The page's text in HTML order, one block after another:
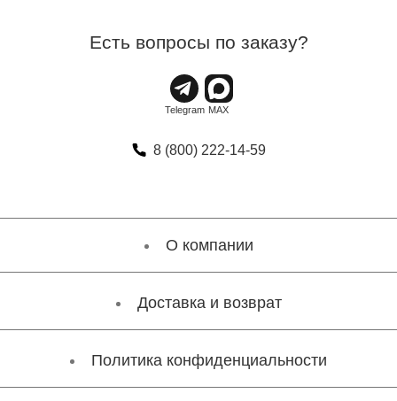
Есть вопросы по заказу?
8 (800) 222-14-59
О компании
Доставка и возврат
Политика конфиденциальности